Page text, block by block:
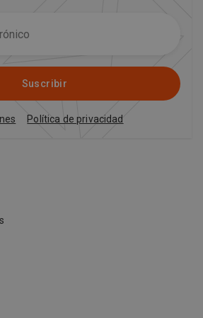
Suscribir
Política de privacidad